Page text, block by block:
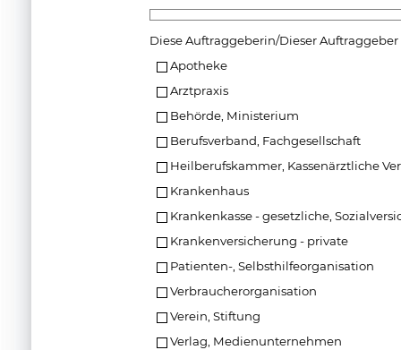
Diese Auftraggeberin/Dieser
Apotheke
Arztpraxis
Behörde, Ministerium
Berufsverband, Fachgesellschaft
Heilberufskammer, Kassenärztliche
Krankenhaus
Krankenkasse - gesetzliche,
Krankenversicherung - private
Patienten-, Selbsthilfeorganisation
Verbraucherorganisation
Verein, Stiftung
Verlag, Medienunternehmen